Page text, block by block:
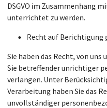
DSGVO im Zusammenhang
unterrichtet zu werden.
Recht auf Berichtigung
Sie haben das Recht, von
Sie betreffender unrichtiger
verlangen. Unter
Verarbeitung haben Sie das
unvollständiger